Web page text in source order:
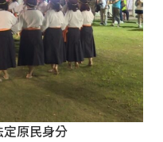
原民身分